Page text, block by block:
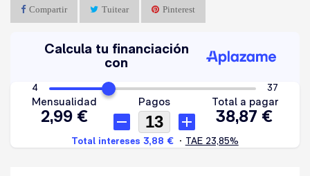
Compartir Tuitear Pinterest